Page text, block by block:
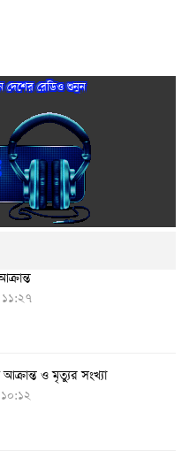
দেশের রেডিও শুনুন
১১:২৭
ও মৃত্যুর সংখ্যা